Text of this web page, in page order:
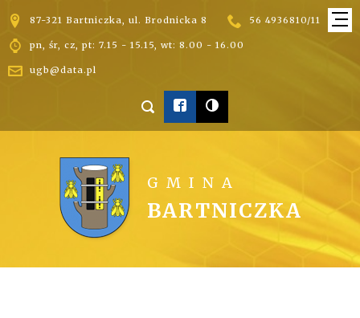
 87-321 Bartniczka, ul. Brodnicka 8  56 4936810/11
 pn, śr, cz, pt: 7.15 - 15.15, wt: 8.00 - 16.00
 ugb@data.pl
  
GMINA
BARTNICZKA